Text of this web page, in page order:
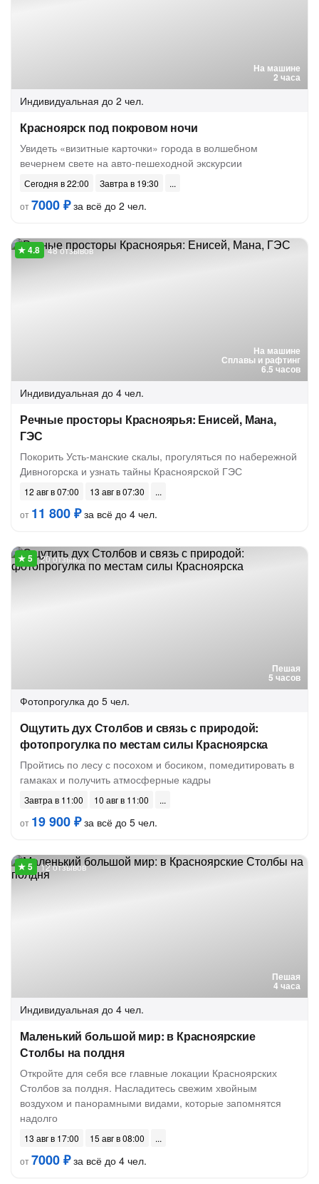
На машине
2 часа
Индивидуальная до 2 чел.
Красноярск под покровом ночи
Увидеть «визитные карточки» города в волшебном
вечернем свете на авто-пешеходной экскурсии
Сегодня в 22:00
Завтра в 19:30
от7000 ₽за всё до 2 чел.
На машине
Сплавы и рафтинг
6.5 часов
48 отзывов
Индивидуальная до 4 чел.
Речные просторы Красноярья: Енисей, Мана,
ГЭС
Покорить Усть-манские скалы, прогуляться по набережной
Дивногорска и узнать тайны Красноярской ГЭС
12 авг в 07:00
13 авг в 07:30
от 11 800 ₽за всё до 4 чел.
Пешая
5 часов
20 отзывов
Фотопрогулка до 5 чел.
Ощутить дух Столбов и связь с природой:
фотопрогулка по местам силы Красноярска
Пройтись по лесу с посохом и босиком, помедитировать в
гамаках и получить атмосферные кадры
Завтра в 11:00
10 авг в 11:00
от 19 900 ₽за всё до 5 чел.
Пешая
4 часа
12 отзывов
Индивидуальная до 4 чел.
Маленький большой мир: в Красноярские
Столбы на полдня
Откройте для себя все главные локации Красноярских
Столбов за полдня. Насладитесь свежим хвойным
воздухом и панорамными видами, которые запомнятся
надолго
13 авг в 17:00
15 авг в 08:00
от7000 ₽за всё до 4 чел.